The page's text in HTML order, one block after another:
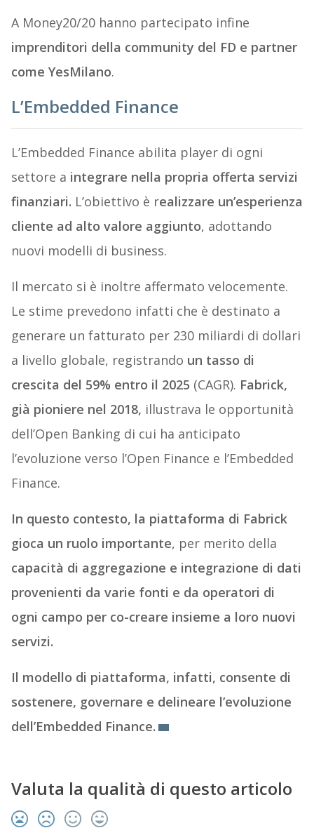
A Money20/20 hanno partecipato infine
imprenditori della community del FD e partner
come YesMilano.
L’Embedded Finance
L’Embedded Finance abilita player di ogni
settore a integrare nella propria offerta servizi
finanziari. L’obiettivo è realizzare un’esperienza
cliente ad alto valore aggiunto, adottando
nuovi modelli di business.
Il mercato si è inoltre affermato velocemente.
Le stime prevedono infatti che è destinato a
generare un fatturato per 230 miliardi di dollari
a livello globale, registrando un tasso di
crescita del 59% entro il 2025 (CAGR). Fabrick,
già pioniere nel 2018, illustrava le opportunità
dell’Open Banking di cui ha anticipato
l’evoluzione verso l’Open Finance e l’Embedded
Finance.
In questo contesto, la piattaforma di Fabrick
gioca un ruolo importante, per merito della
capacità di aggregazione e integrazione di dati
provenienti da varie fonti e da operatori di
ogni campo per co-creare insieme a loro nuovi
servizi.
Il modello di piattaforma, infatti, consente di
sostenere, governare e delineare l’evoluzione
dell’Embedded Finance.
Valuta la qualità di questo articolo